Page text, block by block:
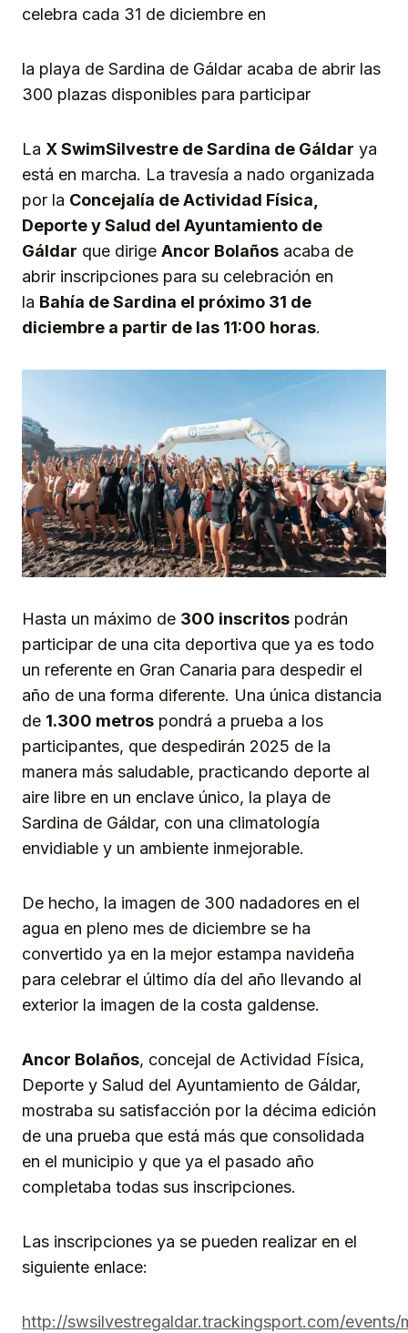
celebra cada 31 de diciembre en
la playa de Sardina de Gáldar acaba de abrir las
300 plazas disponibles para participar
La X SwimSilvestre de Sardina de Gáldar ya
está en marcha. La travesía a nado organizada
por la Concejalía de Actividad Física,
Deporte y Salud del Ayuntamiento de
Gáldar que dirige Ancor Bolaños acaba de
abrir inscripciones para su celebración en
la Bahía de Sardina el próximo 31 de
diciembre a partir de las 11:00 horas.
Hasta un máximo de 300 inscritos podrán
participar de una cita deportiva que ya es todo
un referente en Gran Canaria para despedir el
año de una forma diferente. Una única distancia
de 1.300 metros pondrá a prueba a los
participantes, que despedirán 2025 de la
manera más saludable, practicando deporte al
aire libre en un enclave único, la playa de
Sardina de Gáldar, con una climatología
envidiable y un ambiente inmejorable.
De hecho, la imagen de 300 nadadores en el
agua en pleno mes de diciembre se ha
convertido ya en la mejor estampa navideña
para celebrar el último día del año llevando al
exterior la imagen de la costa galdense.
Ancor Bolaños, concejal de Actividad Física,
Deporte y Salud del Ayuntamiento de Gáldar,
mostraba su satisfacción por la décima edición
de una prueba que está más que consolidada
en el municipio y que ya el pasado año
completaba todas sus inscripciones.
Las inscripciones ya se pueden realizar en el
siguiente enlace:
http://swsilvestregaldar.trackingsport.com/events/